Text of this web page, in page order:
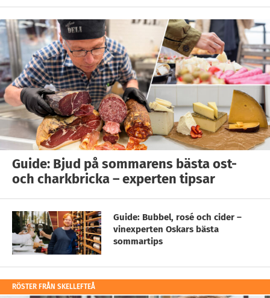
Guide: Bjud på sommarens bästa ost-
och charkbricka – experten tipsar
Guide: Bubbel, rosé och cider –
vinexperten Oskars bästa
sommartips
RÖSTER FRÅN SKELLEFTEÅ